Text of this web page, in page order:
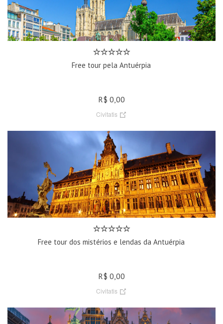
Free tour pela Antuérpia
R$ 0,00
Civitatis
Free tour dos mistérios e lendas da Antuérpia
R$ 0,00
Civitatis